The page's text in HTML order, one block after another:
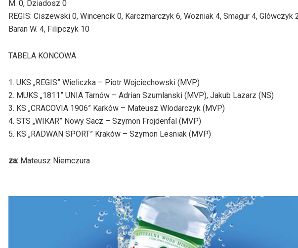
M. 0, Dziadosz 0
REGIS: Ciszewski 0, Wincencik 0, Karczmarczyk 6, Wozniak 4, Smagur 4,
Baran W. 4, Filipczyk 10
TABELA KONCOWA
1. UKS „REGIS” Wieliczka – Piotr Wojciechowski (MVP)
2. MUKS „1811” UNIA Tarnów – Adrian Szumlanski (MVP), Jakub Lazarz (NS)
3. KS „CRACOVIA 1906” Karków – Mateusz Wlodarczyk (MVP)
4. STS „WIKAR” Nowy Sacz – Szymon Frojdenfal (MVP)
5. KS „RADWAN SPORT” Kraków – Szymon Lesniak (MVP)
za: Mateusz Niemczura